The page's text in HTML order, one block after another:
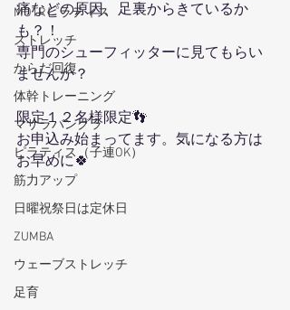
MOTRピラティス
ストレッチ
からだ回復
体幹トレーニング
マサラバングラ
ピラティス（子連OK）
筋力アップ
日曜祝祭日は定休日
ZUMBA
ウェーブストレッチ
足育
痛などの原因、足裏からきているか
も？！
専門のシューフィッターに見てもらい
ませんか？
限定１２名様限定👣
お申込み始まってます。気になる方は
お早めに🍀